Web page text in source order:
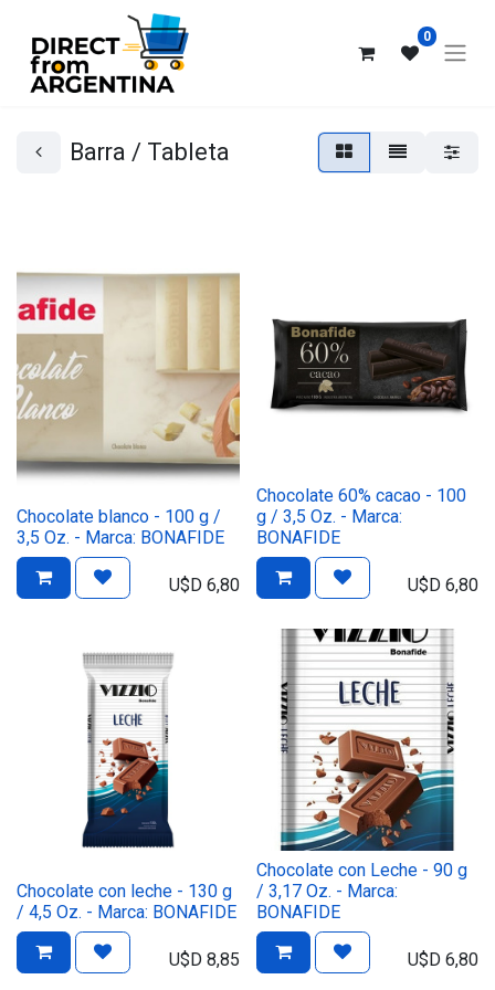
0
Barra / Tableta
Chocolate blanco - 100 g /
3,5 Oz. - Marca: BONAFIDE
U$D 6,80
Chocolate 60% cacao - 100
g / 3,5 Oz. - Marca:
BONAFIDE
U$D 6,80
Chocolate con leche - 130 g
/ 4,5 Oz. - Marca: BONAFIDE
U$D 8,85
Chocolate con Leche - 90 g
/ 3,17 Oz. - Marca:
BONAFIDE
U$D 6,80